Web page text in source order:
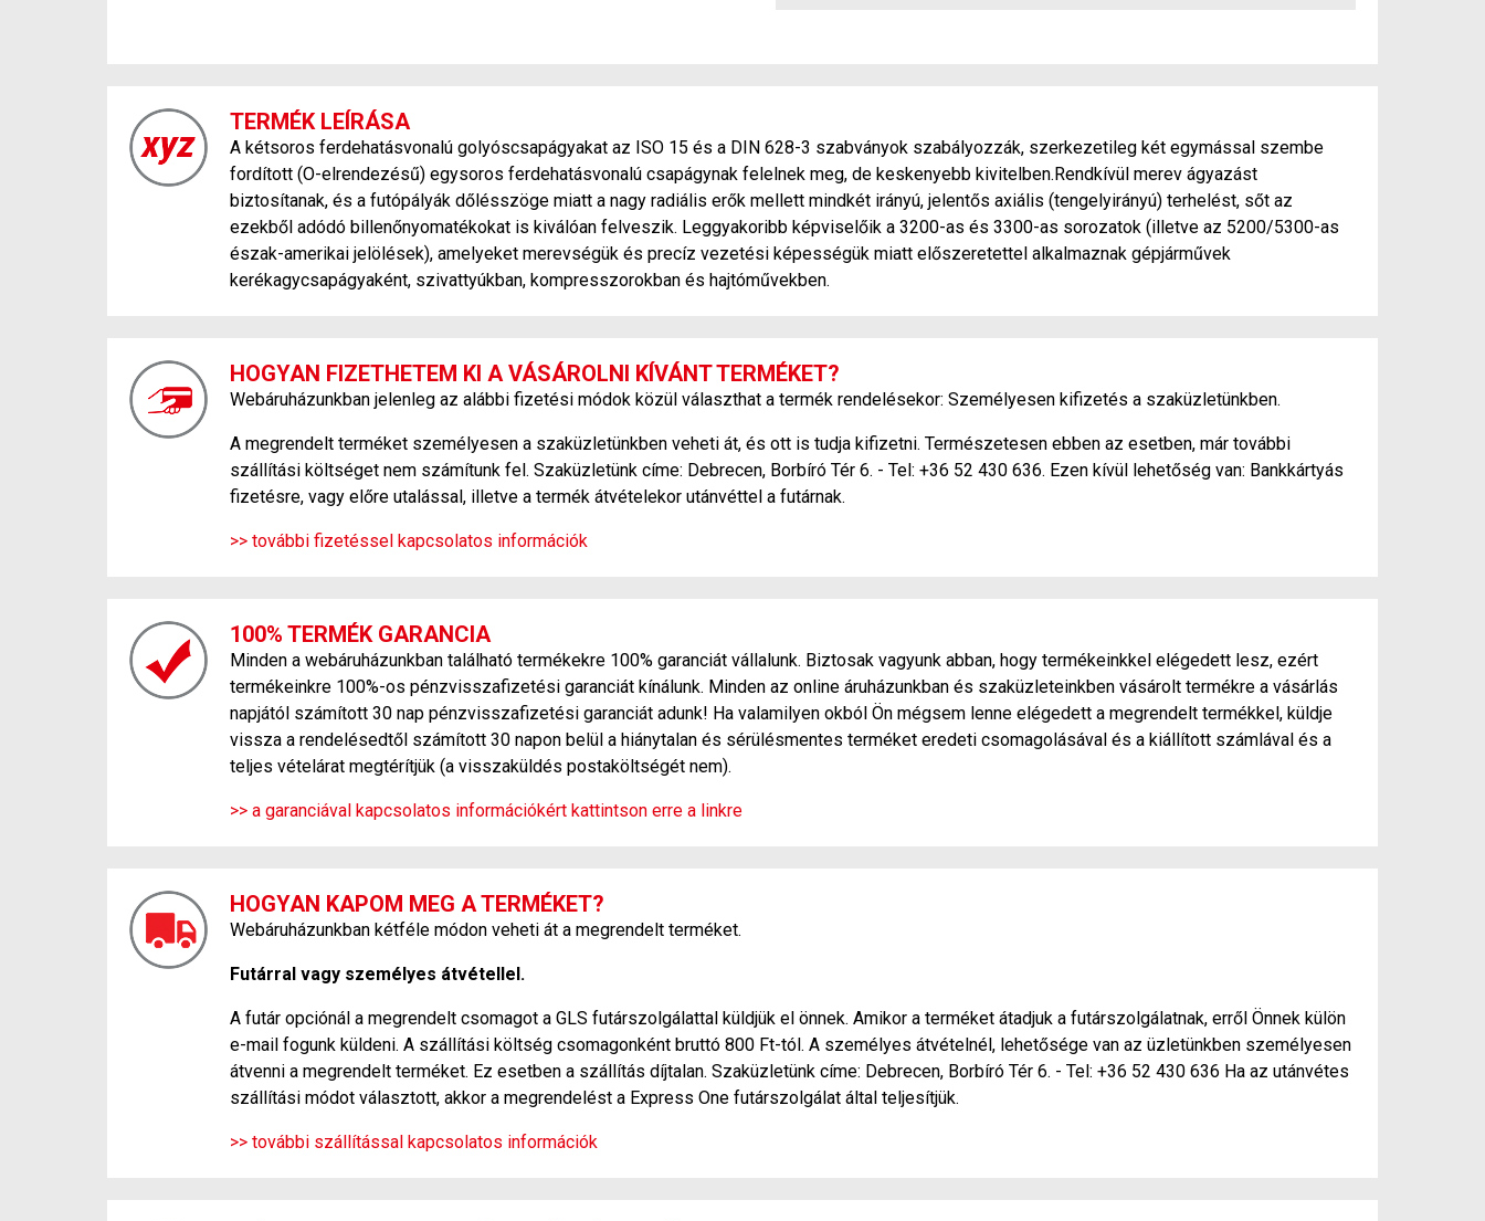
TERMÉK LEÍRÁSA
A kétsoros ferdehatásvonalú golyóscsapágyakat az ISO 15 és a DIN 628-3 szabványok szabályozzák, szerkezetileg két egymással szembe
fordított (O-elrendezésű) egysoros ferdehatásvonalú csapágynak felelnek meg, de keskenyebb kivitelben.Rendkívül merev ágyazást
biztosítanak, és a futópályák dőlésszöge miatt a nagy radiális erők mellett mindkét irányú, jelentős axiális (tengelyirányú) terhelést, sőt az
ezekből adódó billenőnyomatékokat is kiválóan felveszik. Leggyakoribb képviselőik a 3200-as és 3300-as sorozatok (illetve az 5200/5300-as
észak-amerikai jelölések), amelyeket merevségük és precíz vezetési képességük miatt előszeretettel alkalmaznak gépjárművek
kerékagycsapágyaként, szivattyúkban, kompresszorokban és hajtóművekben.
HOGYAN FIZETHETEM KI A VÁSÁROLNI KÍVÁNT TERMÉKET?
Webáruházunkban jelenleg az alábbi fizetési módok közül választhat a termék rendelésekor: Személyesen kifizetés a szaküzletünkben.
A megrendelt terméket személyesen a szaküzletünkben veheti át, és ott is tudja kifizetni. Természetesen ebben az esetben, már további
szállítási költséget nem számítunk fel. Szaküzletünk címe: Debrecen, Borbíró Tér 6. - Tel: +36 52 430 636. Ezen kívül lehetőség van: Bankkártyás
fizetésre, vagy előre utalással, illetve a termék átvételekor utánvéttel a futárnak.
>> további fizetéssel kapcsolatos információk
100% TERMÉK GARANCIA
Minden a webáruházunkban található termékekre 100% garanciát vállalunk. Biztosak vagyunk abban, hogy termékeinkkel elégedett lesz, ezért
termékeinkre 100%-os pénzvisszafizetési garanciát kínálunk. Minden az online áruházunkban és szaküzleteinkben vásárolt termékre a vásárlás
napjától számított 30 nap pénzvisszafizetési garanciát adunk! Ha valamilyen okból Ön mégsem lenne elégedett a megrendelt termékkel, küldje
vissza a rendelésedtől számított 30 napon belül a hiánytalan és sérülésmentes terméket eredeti csomagolásával és a kiállított számlával és a
teljes vételárat megtérítjük (a visszaküldés postaköltségét nem).
>> a garanciával kapcsolatos információkért kattintson erre a linkre
HOGYAN KAPOM MEG A TERMÉKET?
Webáruházunkban kétféle módon veheti át a megrendelt terméket.
Futárral vagy személyes átvétellel.
A futár opciónál a megrendelt csomagot a GLS futárszolgálattal küldjük el önnek. Amikor a terméket átadjuk a futárszolgálatnak, erről Önnek külön
e-mail fogunk küldeni. A szállítási költség csomagonként bruttó 800 Ft-tól. A személyes átvételnél, lehetősége van az üzletünkben személyesen
átvenni a megrendelt terméket. Ez esetben a szállítás díjtalan. Szaküzletünk címe: Debrecen, Borbíró Tér 6. - Tel: +36 52 430 636 Ha az utánvétes
szállítási módot választott, akkor a megrendelést a Express One futárszolgálat által teljesítjük.
>> további szállítással kapcsolatos információk